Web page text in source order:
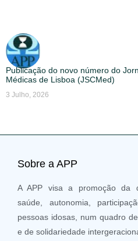
Publicação do novo número do
Médicas de Lisboa (JSCMed)
3 Julho, 2026
Sobre a APP
A APP visa a promoção da
saúde, autonomia,
pessoas idosas, num quadro
e de solidariedade